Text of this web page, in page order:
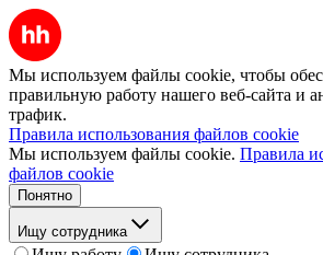
Мы используем файлы cookie, чтобы
правильную работу нашего веб-сайта и
трафик.
Правила использования файлов cookie
Мы используем файлы cookie. Правила
файлов cookie
Понятно
Ищу сотрудника